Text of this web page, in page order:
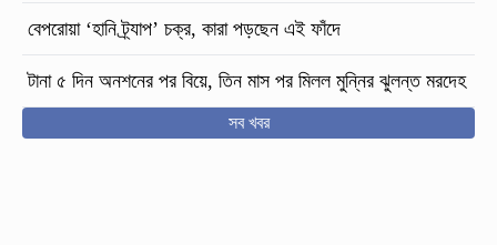
বেপরোয়া ‘হানি ট্র্যাপ’ চক্র, কারা পড়ছেন এই ফাঁদে
টানা ৫ দিন অনশনের পর বিয়ে, তিন মাস পর মিলল মুন্নির ঝুলন্ত মরদেহ
সব খবর